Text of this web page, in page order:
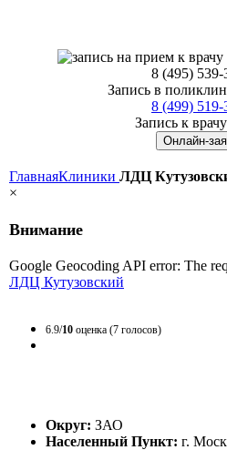
8 (495) 539-
Запись в
8 (499) 519-
Запись к
Онлайн-
ГлавнаяКлиники ЛДЦ
×
Внимание
Google Geocoding API error: The
ЛДЦ Кутузовский
6.9/10 оценка (7 голосов)
Округ: ЗАО
Населенный Пункт: г.